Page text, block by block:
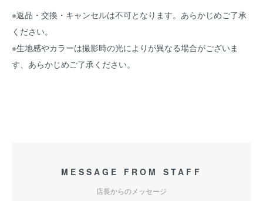
※返品・交換・キャンセルは不可となります。あらかじめご了承
ください。
※生地感やカラーは撮影時の光によりが異なる場合がございま
す、あらかじめご了承ください。
MESSAGE FROM STAFF
店長からのメッセージ